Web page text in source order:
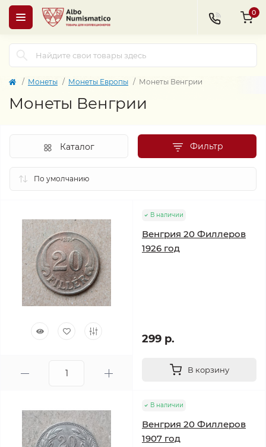
0
Монеты Монеты Европы Монеты Венгрии
Монеты Венгрии
Фильтр
Каталог
В наличии
Венгрия 20 Филлеров
1926 год
299 р.
В корзину
В наличии
Венгрия 20 Филлеров
1907 год